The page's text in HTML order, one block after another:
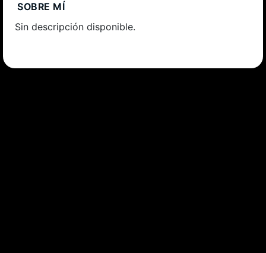
SOBRE MÍ
Sin descripción disponible.